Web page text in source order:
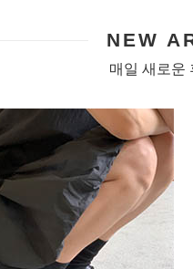
NEW
매일 새로운